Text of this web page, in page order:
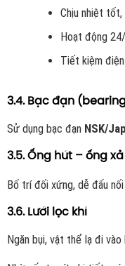
Chịu nhiệt tốt,
Hoạt động
Tiết kiệm
3.4. Bạc đạn
Sử dụng bạc đạn NSK/
3.5. Ống hút – ống xả
Bố trí đối xứng, dễ đấu
3.6. Lưới lọc khí
Ngăn bụi, vật thể lạ đi